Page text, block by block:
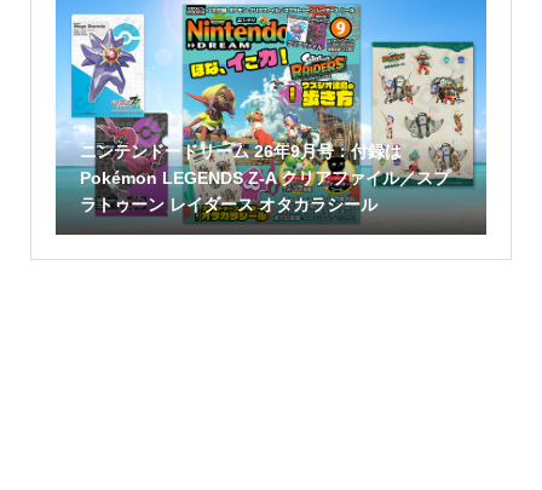
ニンテンドードリーム 26年9月号：付録は
Pokémon LEGENDS Z-A クリアファイル／スプ
ラトゥーン レイダース オタカラシール